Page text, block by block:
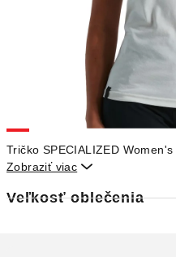
Tričko SPECIALIZED
Zobraziť viac 
Veľkosť oblečenia